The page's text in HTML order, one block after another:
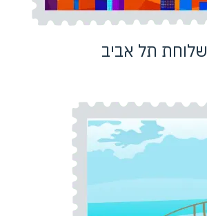
שלוחת תל אביב